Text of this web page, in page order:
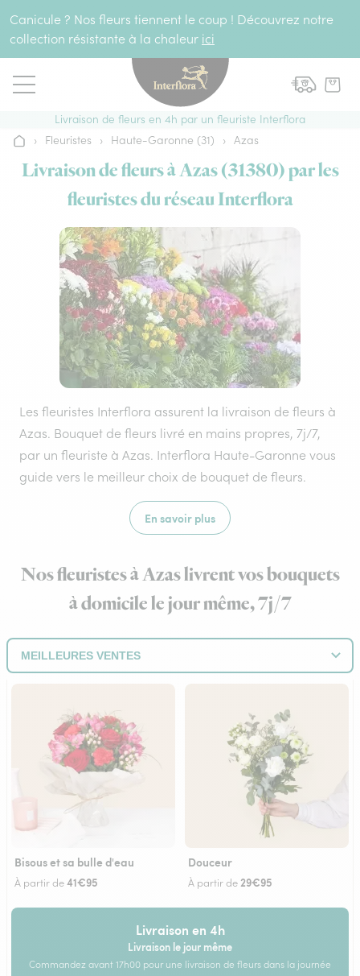
Canicule ? Nos fleurs tiennent le coup ! Découvrez notre
collection résistante à la chaleur ici
Livraison de fleurs en 4h par un fleuriste Interflora
Accueil
› Fleuristes › Haute-Garonne (31) › Azas
Livraison de fleurs à Azas (31380) par les
fleuristes du réseau Interflora
Les fleuristes Interflora assurent la livraison de fleurs à
Azas. Bouquet de fleurs livré en mains propres, 7j/7,
par un fleuriste à Azas. Interflora Haute-Garonne vous
guide vers le meilleur choix de bouquet de fleurs.
En savoir plus
Nos fleuristes à Azas livrent vos bouquets
à domicile le jour même, 7j/7
Bisous et sa bulle d'eau
À partir de41€95
Douceur
À partir de 29€95
Livraison en 4h
Livraison le jour même
Commandez avant 17h00 pour une livraison de fleurs dans la journée